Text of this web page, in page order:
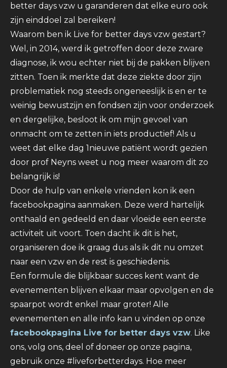
better days vzw u garanderen dat elke euro ook
zijn einddoel zal bereiken!
Waarom ben ik Live for better days vzw gestart?
Wel, in 2014, werd ik getroffen door deze zware
diagnose, ik wou echter niet bij de pakken blijven
zitten. Toen ik merkte dat deze ziekte door zijn
problematiek nog steeds ongeneeslijk is en er te
weinig bewustzijn en fondsen zijn voor onderzoek
en dergelijke, besloot ik om mijn gevoel van
onmacht om te zetten in iets productief! Als u
weet dat elke dag 1nieuwe patiënt wordt gezien
door prof Neyns weet u nog meer waarom dit zo
belangrijk is!
Door de hulp van enkele vrienden kon ik een
facebookpagina aanmaken. Deze werd hartelijk
onthaald en gedeeld en daar vloeide een eerste
activiteit uit voort. Toen dacht ik dit is het,
organiseren doe ik graag dus als ik dit nu omzet
naar een vzw en de rest is geschiedenis.
Een formule die blijkbaar succes kent want de
evenementen blijven elkaar maar opvolgen en de
spaarpot wordt enkel maar groter! Alle
evenementen en alle info kan u vinden op onze
facebookpagina Live for better days vzw. Like
ons, volg ons, deel of doneer op onze pagina,
gebruik onze #liveforbetterdays. Hoe meer